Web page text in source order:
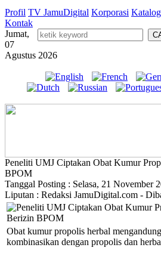
Profil TV JamuDigital Korporasi
Kontak
Jumat,
07
Agustus 2026
Peneliti UMJ Ciptakan Obat Kumur
BPOM
Tanggal Posting : Selasa, 21 November
Liputan : Redaksi JamuDigital.com -
Obat kumur propolis herbal
kombinasikan dengan propolis dan